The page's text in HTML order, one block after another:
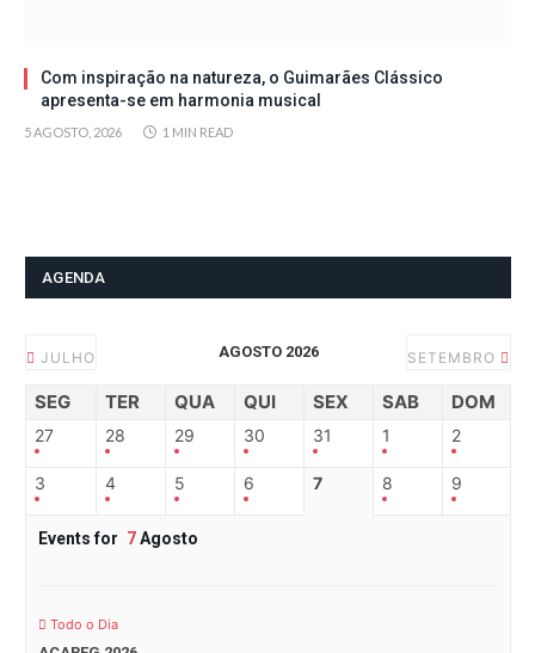
Com inspiração na natureza, o Guimarães Clássico
apresenta-se em harmonia musical
5 AGOSTO, 2026 1 MIN READ
AGENDA
JULHO AGOSTO 2026 SETEMBRO
SEG TER QUA QUI SEX SAB DOM
27 28 29 30 31 1 2
3 4 5 6 7 8 9
Events for 7Agosto
Todo o Dia